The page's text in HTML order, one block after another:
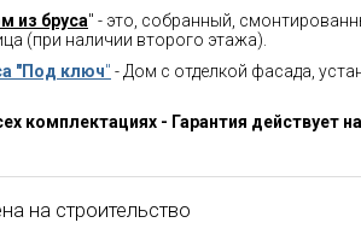
из бруса" - это, собранный,
(при наличии второго этажа).
"Под ключ" - Дом с отделкой фасада,
комплектациях - Гарантия действует
на строительство